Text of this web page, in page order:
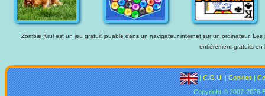
Zombie Krul est un jeu gratuit jouable dans un navigateur internet sur un ordinateur.
entièrement gratuits en
|C.G.U.|Cookies|
Copyright © 2007-2026